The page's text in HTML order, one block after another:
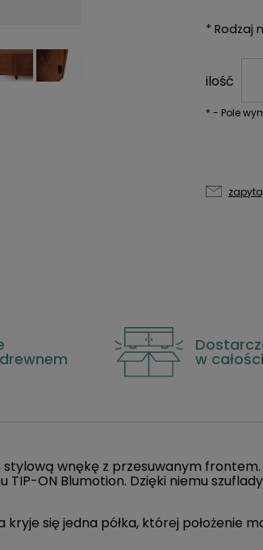
* Rodzaj
ilość
* - Pole
w całości
wnękę z przesuwanym
ON Blumotion. Dzięki niemu
się jedna półka, której położenie